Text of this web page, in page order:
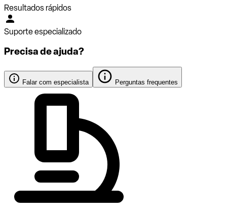
Resultados rápidos
Suporte especializado
Precisa de ajuda?
Falar com especialista Perguntas frequentes